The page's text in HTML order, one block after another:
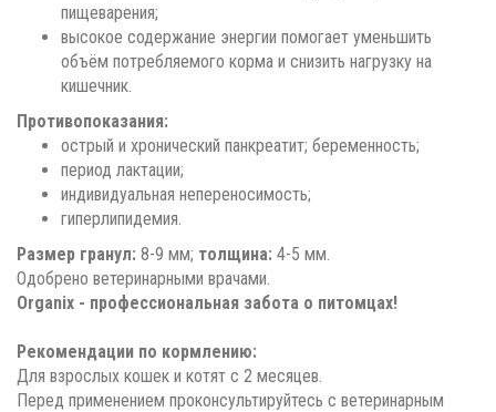
пищеварения;
высокое содержание энергии помогает уменьшить
объём потребляемого корма и снизить нагрузку на
кишечник.
Противопоказания:
острый и хронический панкреатит; беременность;
период лактации;
индивидуальная непереносимость;
гиперлипидемия.
Размер гранул: 8-9 мм; толщина: 4-5 мм.
Одобрено ветеринарными врачами.
Organix - профессиональная забота о питомцах!
Рекомендации по кормлению:
Для взрослых кошек и котят с 2 месяцев.
Перед применением проконсультируйтесь с ветеринарным